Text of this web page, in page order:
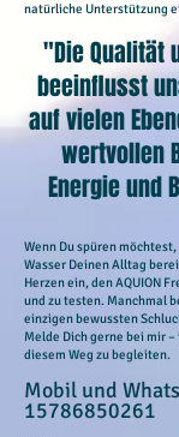
natürliche Unterstützung
"Die Qualität
beeinflusst
auf vielen
wertvollen
Energie und
Wenn Du spüren
Wasser Deinen Alltag
Herzen ein, den AQUION
und zu testen. Manchmal
einzigen bewussten
Melde Dich gerne bei mir
diesem Weg zu begleiten.
Mobil und
15786850261